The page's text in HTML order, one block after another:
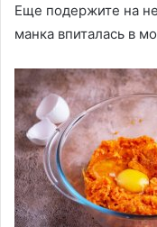
Еще подержите на
манка впиталась в